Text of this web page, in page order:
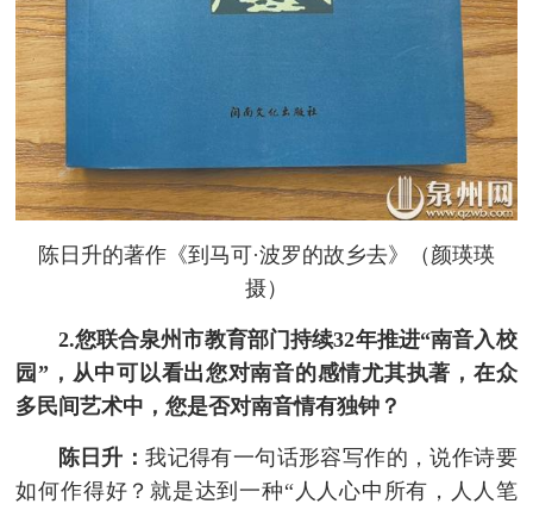
陈日升的著作《到马可·波罗的故乡去》（颜瑛瑛
摄）
2.您联合泉州市教育部门持续32年推进“南音入校
园”，从中可以看出您对南音的感情尤其执著，在众
多民间艺术中，您是否对南音情有独钟？
陈日升：我记得有一句话形容写作的，说作诗要
如何作得好？就是达到一种“人人心中所有，人人笔